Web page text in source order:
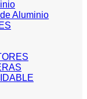
Aluminio